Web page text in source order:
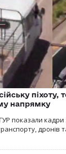
піхоту,
напрямку
показали кадри
дронів